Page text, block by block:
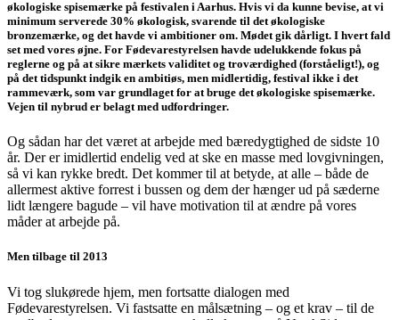
økologiske spisemærke på festivalen i Aarhus. Hvis vi da kunne bevise, at vi
minimum serverede 30% økologisk, svarende til det økologiske
bronzemærke, og det havde vi ambitioner om. Mødet gik dårligt. I hvert fald
set med vores øjne. For Fødevarestyrelsen havde udelukkende fokus på
reglerne og på at sikre mærkets validitet og troværdighed (forståeligt!), og
på det tidspunkt indgik en ambitiøs, men midlertidig, festival ikke i det
rammeværk, som var grundlaget for at bruge det økologiske spisemærke.
Vejen til nybrud er belagt med udfordringer.
Og sådan har det været at arbejde med bæredygtighed de sidste 10
år. Der er imidlertid endelig ved at ske en masse med lovgivningen,
så vi kan rykke bredt. Det kommer til at betyde, at alle – både de
allermest aktive forrest i bussen og dem der hænger ud på sæderne
lidt længere bagude – vil have motivation til at ændre på vores
måder at arbejde på.
Men tilbage til 2013
Vi tog slukørede hjem, men fortsatte dialogen med
Fødevarestyrelsen. Vi fastsatte en målsætning – og et krav – til de